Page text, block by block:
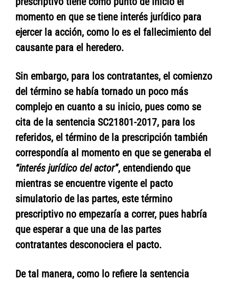
momento en que se tiene interés jurídico para
ejercer la acción, como lo es el fallecimiento del
causante para el heredero.
Sin embargo, para los contratantes, el comienzo
del término se había tornado un poco más
complejo en cuanto a su inicio, pues como se
cita de la sentencia SC21801-2017, para los
referidos, el término de la prescripción también
correspondía al momento en que se generaba el
“interés jurídico del actor”, entendiendo que
mientras se encuentre vigente el pacto
simulatorio de las partes, este término
prescriptivo no empezaría a correr, pues habría
que esperar a que una de las partes
contratantes desconociera el pacto.
De tal manera, como lo refiere la sentencia